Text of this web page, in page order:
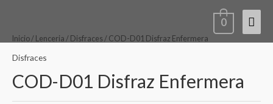
contenido
0
Inicio/ Lenceria / Disfraces / COD-D01 Disfraz Enfermera
Disfraces
COD-D01 Disfraz Enfermera